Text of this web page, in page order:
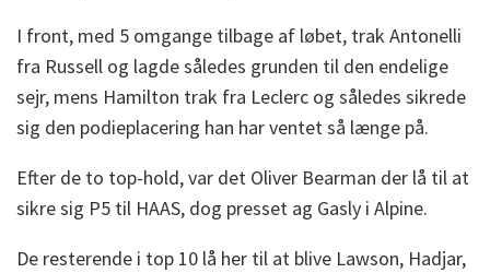
I front, med 5 omgange tilbage af løbet, trak Antonelli
fra Russell og lagde således grunden til den endelige
sejr, mens Hamilton trak fra Leclerc og således sikrede
sig den podieplacering han har ventet så længe på.
Efter de to top-hold, var det Oliver Bearman der lå til at
sikre sig P5 til HAAS, dog presset ag Gasly i Alpine.
De resterende i top 10 lå her til at blive Lawson, Hadjar,